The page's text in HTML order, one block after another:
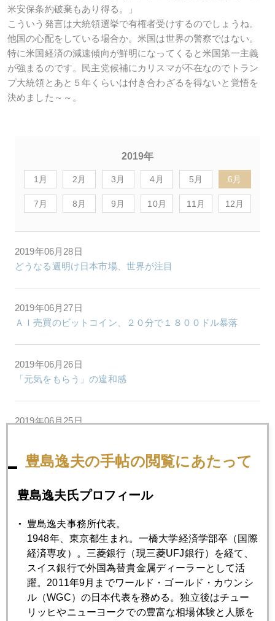
米安保条約破棄もあり得る。」
こういう発言は大統領選挙で有権者受けするのでしょうね。
他国の心配をしている場合か。米国は世界の警察ではない。
特に米国経済の減速傾向が鮮明になってくると米国第一主義
が強まるのです。民主党候補にカリスマが不在なのでトラン
プ大統領とあと５年くらいは付き合わざるを得ないと覚悟を
決めました～～。
2019年
1月 2月 3月 4月 5月 6月
7月 8月 9月 10月 11月 12月
2019年06月28日
どうなる週明け日本市場、世界が注目
2019年06月27日
ＡＩ売買のビットコイン、２０分で１８００ドル暴落
2019年06月26日
「元気をもらう」の違和感
2019年06月25日
中東緊迫、有事の金ドカ買いは「悪魔の選択」
2019年06月21日
金１４００ドル突破
2019年06月20日
ＦＯＭＣと中東緊迫でＮＹ金１３６０ドル超え
豊島逸夫の手帖の閲覧にあたって
豊島逸夫氏プロフィール
豊島逸夫事務所代表。
1948年、東京都生まれ。一橋大学経済学部卒（国際
経済専攻）。三菱銀行（現三菱UFJ銀行）を経て、
スイス銀行で外国為替貴金属ディーラーとして活
躍。2011年9月までワールド・ゴールド・カウンシ
ル（WGC）の日本代表を務める。独立後はチュー
リッヒやニューヨークでの豊富な相場体験と人脈を